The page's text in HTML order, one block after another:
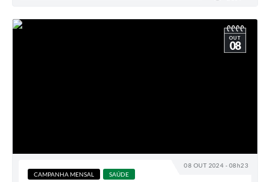
08 OUT 2024 - 08h23
OUT
08
CAMPANHA MENSAL SAÚDE